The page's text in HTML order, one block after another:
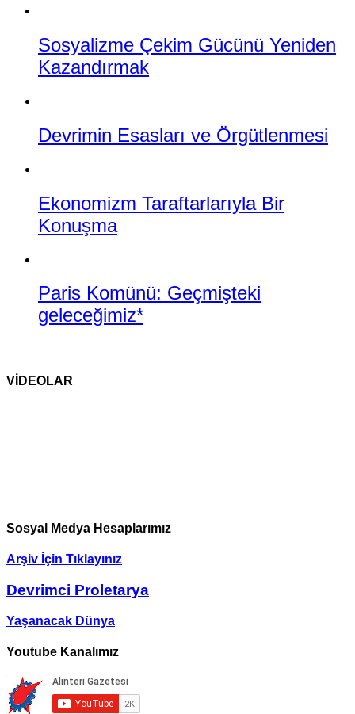
Sosyalizme Çekim Gücünü Yeniden
Kazandırmak
Devrimin Esasları ve Örgütlenmesi
Ekonomizm Taraftarlarıyla Bir
Konuşma
Paris Komünü: Geçmişteki
geleceğimiz*
VİDEOLAR
Sosyal Medya Hesaplarımız
Arşiv İçin Tıklayınız
Devrimci Proletarya
Yaşanacak Dünya
Youtube Kanalımız